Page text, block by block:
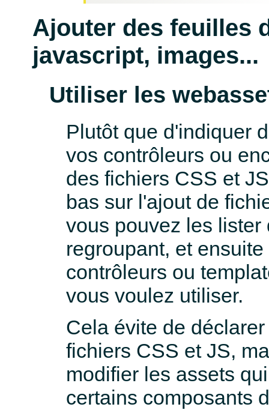
Ajouter des feuilles
javascript, images...
Utiliser les
Plutôt que d'indiquer
vos contrôleurs ou
des fichiers CSS et
bas sur l'ajout de
vous pouvez les
regroupant, et
contrôleurs ou
vous voulez utiliser.
Cela évite de
fichiers CSS et JS,
modifier les assets
certains composants